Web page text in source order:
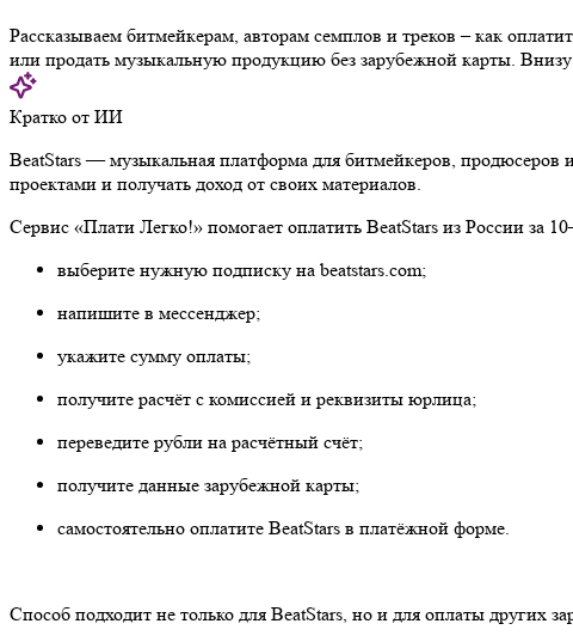
Рассказываем битмейкерам, авторам семплов и треков – как
или продать музыкальную продукцию без зарубежной карты.
Кратко от ИИ
BeatStars — музыкальная платформа для битмейкеров, продюсеров
проектами и получать доход от своих материалов.
Сервис «Плати Легко!» помогает оплатить BeatStars из России за
выберите нужную подписку на beatstars.com;
напишите в мессенджер;
укажите сумму оплаты;
получите расчёт с комиссией и реквизиты юрлица;
переведите рубли на расчётный счёт;
получите данные зарубежной карты;
самостоятельно оплатите BeatStars в платёжной форме.
Способ подходит не только для BeatStars, но и для оплаты других